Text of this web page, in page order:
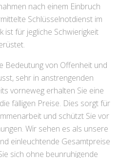
nach einem Einbruch
Schlüsselnotdienst im
ist für jegliche Schwierigkeit
Bedeutung von Offenheit und
sehr in anstrengenden
vorneweg erhalten Sie eine
fälligen Preise. Dies sorgt für
und schützt Sie vor
Wir sehen es als unsere
einleuchtende Gesamtpreise
sich ohne beunruhigende